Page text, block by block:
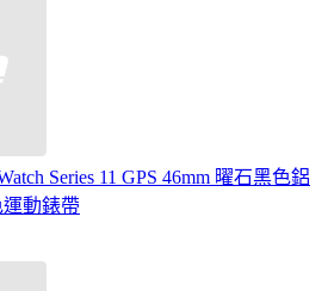
Series 11 GPS 46mm 曜石黑色鋁
動錶帶